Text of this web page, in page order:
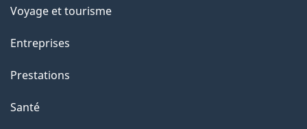
Voyage et tourisme
Entreprises
Prestations
Santé